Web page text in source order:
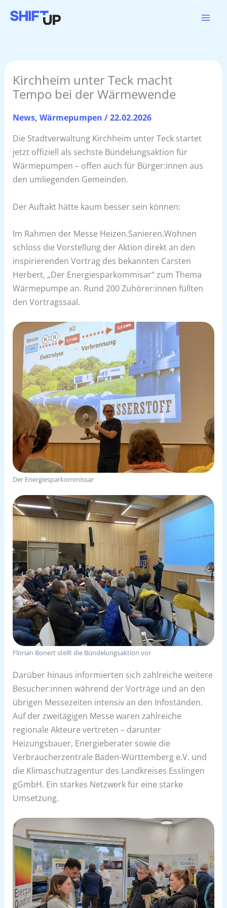
Inhalt
Kirchheim unter Teck macht
Tempo bei der Wärmewende
News,Wärmepumpen /22.02.2026
Die Stadtverwaltung Kirchheim unter Teck startet
jetzt offiziell als sechste Bündelungsaktion für
Wärmepumpen – offen auch für Bürger:innen aus
den umliegenden Gemeinden.
Der Auftakt hätte kaum besser sein können:
Im Rahmen der Messe Heizen.Sanieren.Wohnen
schloss die Vorstellung der Aktion direkt an den
inspirierenden Vortrag des bekannten Carsten
Herbert, „Der Energiesparkommisar“ zum Thema
Wärmepumpe an. Rund 200 Zuhörer:innen füllten
den Vortragssaal.
Der Energiesparkommissar
Florian Bonert stellt die Bündelungsaktion vor
Darüber hinaus informierten sich zahlreiche weitere
Besucher:innen während der Vorträge und an den
übrigen Messezeiten intensiv an den Infoständen.
Auf der zweitägigen Messe waren zahlreiche
regionale Akteure vertreten – darunter
Heizungsbauer, Energieberater sowie die
Verbraucherzentrale Baden-Württemberg e.V. und
die Klimaschutzagentur des Landkreises Esslingen
gGmbH. Ein starkes Netzwerk für eine starke
Umsetzung.